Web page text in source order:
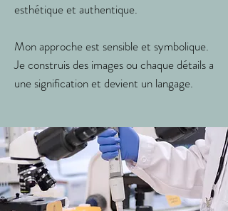
esthétique et authentique.
Monapprocheest sensible et symbolique.
Je construis des images ou chaque détails a
une signification et devient un langage.